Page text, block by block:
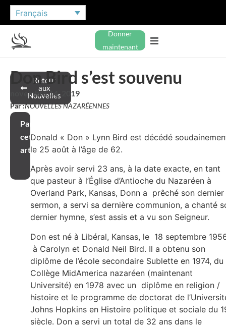
Français
Donner
maintenant
Retour
aux
Nouvelles
Don Bird s’est souvenu
novembre 14, 2019
Par :NOUVELLES NAZARÉENNES
Partager
cet
article
Donald « Don » Lynn Bird est décédé
le 25 août à l’âge de 62.
Après avoir servi 23 ans, à la date exacte, en tant
que pasteur à l’Église d’Antioche du Nazaréen à
Overland Park, Kansas, Donn a prêché son dernier
sermon, a servi sa dernière communion, a chanté
dernier hymne, s’est assis et a vu son Seigneur.
Don est né à Libéral, Kansas, le 18 septembre
à Carolyn et Donald Neil Bird. Il a obtenu son
diplôme de l’école secondaire Sublette en 1974, du
Collège MidAmerica nazaréen (maintenant
Université) en 1978 avec un diplôme en religion /
histoire et le programme de doctorat de
Johns Hopkins en Histoire politique et sociale du
siècle. Don a servi un total de 32 ans dans le